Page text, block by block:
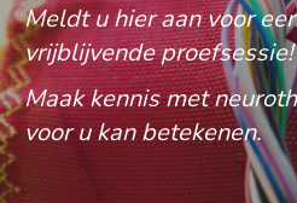
Meldt u hier aan voor
vrijblijvende proefsessie!
Maak kennis met
voor u kan betekenen.